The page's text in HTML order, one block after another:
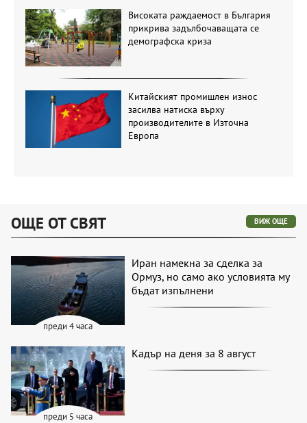
Високата раждаемост в България
прикрива задълбочаващата се
демографска криза
Китайският промишлен износ
засилва натиска върху
производителите в Източна
Европа
ОЩЕ ОТ СВЯТ ВИЖ ОЩЕ
преди 4 часа
Иран намекна за сделка за
Ормуз, но само ако условията му
бъдат изпълнени
преди 5 часа
Кадър на деня за 8 август